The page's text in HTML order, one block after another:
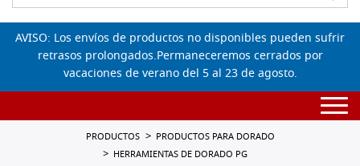
AVISO: Los envíos de productos no disponibles pueden sufrir
retrasos prolongados.Permaneceremos cerrados por
vacaciones de verano del 5 al 23 de agosto.
PRODUCTOS
PRODUCTOS PARA DORADO
HERRAMIENTAS DE DORADO PG